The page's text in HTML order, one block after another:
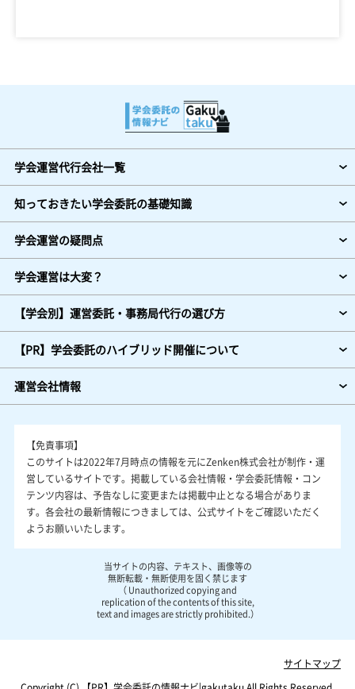
学会運営代行会社一覧
知っておきたい学会委託の基礎知識
学会運営の疑問点
学会運営は大変？
【学会別】運営委託・事務局代行の選び方
【PR】学会委託のハイブリッド開催について
運営会社情報
【免責事項】
このサイトは2022年7月時点の情報を元にZenken株式会社が制作・運
営しているサイトです。掲載している会社情報・学会委託情報・コン
テンツ内容は、予告なしに変更または掲載中止となる場合がありま
す。各会社の最新情報につきましては、公式サイトをご確認いただく
ようお願いいたします。
当サイトの内容、テキスト、画像等の
無断転載・無断使用を固く禁じます
（ Unauthorized copying and
replication of the contents of this site,
text and images are strictly prohibited.）
サイトマップ